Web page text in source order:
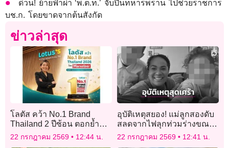
ด่วน! ย้ายฟ้าผ่า ‘พ.ต.ท.’ จับปืนทหารพราน ไปช่วยราชการ
บช.ก. โดยขาดจากต้นสังกัด
ข่าวล่าสุด
โลตัส คว้า No.1 Brand
Thailand 2 ปีซ้อน ตอกย้ำ
แบรนด์ค้าปลีกอันดับ 1 ในใจ
มหาชน
22 กรกฎาคม 2569 12:44 น.
อุบัติเหตุสยอง! แม่ลูกสองดับ
สลดจากไฟลุกท่วมร่างขณะ
ย่างมาร์ชแมลโลว์ให้ลูก
22 กรกฎาคม 2569 12:41 น.